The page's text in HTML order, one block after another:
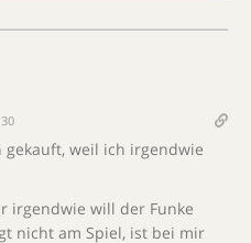
weil ich irgendwie
irgendwie will der Funke
nicht am Spiel, ist bei mir